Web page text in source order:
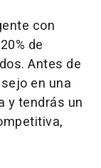
con
de
Antes de
en una
y tendrás un